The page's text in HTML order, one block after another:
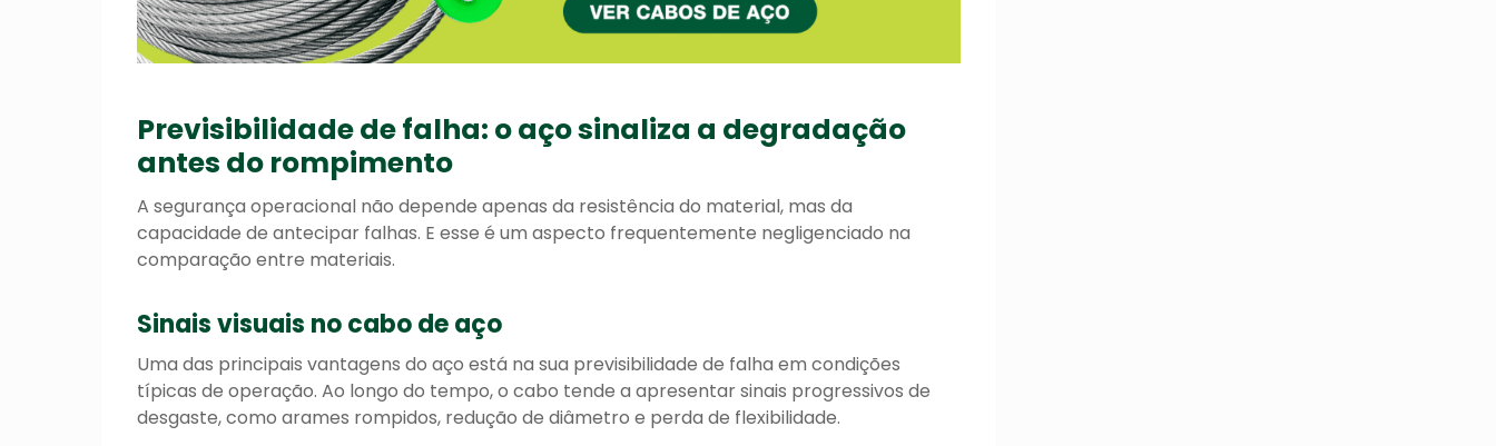
Previsibilidade de falha: o aço sinaliza a degradação
antes do rompimento
A segurança operacional não depende apenas da resistência do material, mas da
capacidade de antecipar falhas. E esse é um aspecto frequentemente negligenciado na
comparação entre materiais.
Sinais visuais no cabo de aço
Uma das principais vantagens do aço está na sua previsibilidade de falha em condições
típicas de operação. Ao longo do tempo, o cabo tende a apresentar sinais progressivos de
desgaste, como arames rompidos, redução de diâmetro e perda de flexibilidade.